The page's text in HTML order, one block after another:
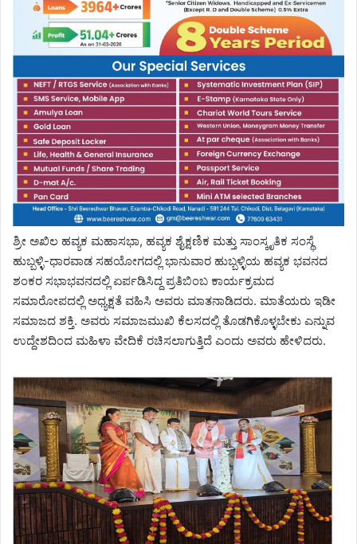
ಶ್ರೀ ಅಖಿಲ ಹವ್ಯಕ ಮಹಾಸಭಾ, ಹವ್ಯಕ ಶೈಕ್ಷಣಿಕ ಮತ್ತು ಸಾಂಸ್ಕೃತಿಕ ಸಂಸ್ಥೆ
ಹುಬ್ಬಳ್ಳಿ-ಧಾರವಾಡ ಸಹಯೋಗದಲ್ಲಿ ಭಾನುವಾರ ಹುಬ್ಬಳ್ಳಿಯ ಹವ್ಯಕ ಭವನದ
ಶಂಕರ ಸಭಾಭವನದಲ್ಲಿ ಏರ್ಪಡಿಸಿದ್ದ ಪ್ರತಿಬಿಂಬ ಕಾರ್ಯಕ್ರಮದ
ಸಮಾರೋಪದಲ್ಲಿ ಅಧ್ಯಕ್ಷತೆ ವಹಿಸಿ ಅವರು ಮಾತನಾಡಿದರು. ಮಾತೆಯರು ಇಡೀ
ಸಮಾಜದ ಶಕ್ತಿ. ಅವರು ಸಮಾಜಮುಖಿ ಕೆಲಸದಲ್ಲಿ ತೊಡಗಿಕೊಳ್ಳಬೇಕು ಎನ್ನುವ
ಉದ್ದೇಶದಿಂದ ಮಹಿಳಾ ವೇದಿಕೆ ರಚಿಸಲಾಗುತ್ತಿದೆ ಎಂದು ಅವರು ಹೇಳಿದರು.